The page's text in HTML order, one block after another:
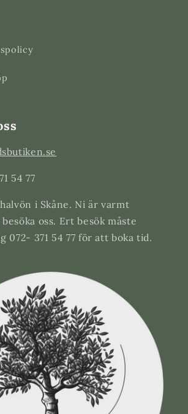
54 77
i Skåne. Ni är varmt
oss. Ert besök måste
072- 371 54 77 för att boka tid.